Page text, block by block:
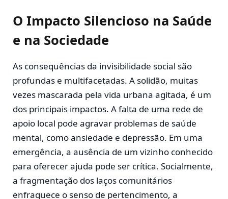
O Impacto Silencioso na Saúde
e na Sociedade
As consequências da invisibilidade social são
profundas e multifacetadas. A solidão, muitas
vezes mascarada pela vida urbana agitada, é um
dos principais impactos. A falta de uma rede de
apoio local pode agravar problemas de saúde
mental, como ansiedade e depressão. Em uma
emergência, a ausência de um vizinho conhecido
para oferecer ajuda pode ser crítica. Socialmente,
a fragmentação dos laços comunitários
enfraquece o senso de pertencimento, a